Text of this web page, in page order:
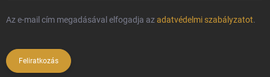
Az e-mail cím megadásával elfogadja azadatvédelmi szabályzatot.
Feliratkozás